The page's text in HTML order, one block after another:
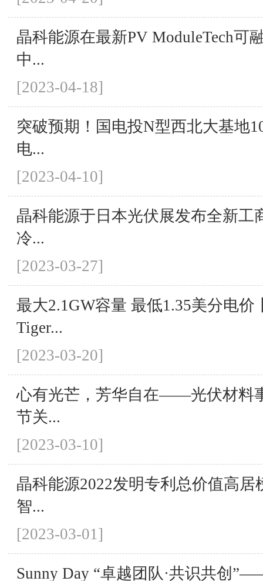
晶科能源在最新PV ModuleTech可
中...
[2023-04-18]
突破预期！国电投N型西北大基地
电...
[2023-04-10]
晶科能源于日本光伏展发布全新工
冷...
[2023-03-27]
最大2.1GW容量 最低1.35美分电价
Tiger...
[2023-03-20]
心有光芒，芳华自在——光伏材料
节关...
[2023-03-10]
晶科能源2022发明专利总价值高居
智...
[2023-03-01]
Sunny Day “卓越团队·共识共创